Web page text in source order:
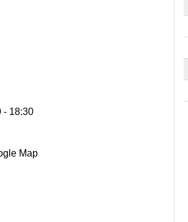
- 18:30
Map